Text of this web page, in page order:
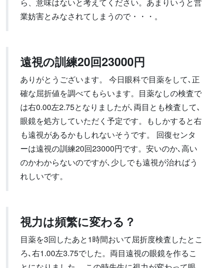
業妨害とみなされてしまうので・・・。
遠視の訓練20回23000円
ありがとうございます。 今日眼科で目薬をして､正
確な屈折値を調べてもらいます。目薬なしの検査で
は右0.00左2.75となりましたが､両目とも検査して､
眼鏡を処方していただく予定です。もしかすると右
も遠視があるかもしれないそうです。 回復センタ
ーは遠視の訓練20回23000円です。安いのか､高い
のかわからないのですが､少しでも遠視が治ればう
れしいです。
視力は頻繁に変わる？
目薬を3回したあと1時間おいて屈折度検査したとこ
ろ､右1.00左3.75でした。両目遠視の眼鏡を作るこ